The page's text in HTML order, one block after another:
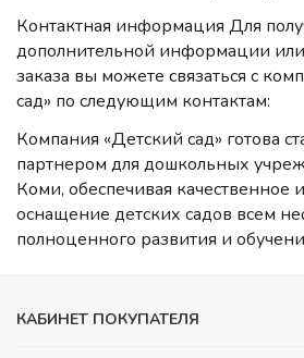
Контактная информация Для
дополнительной информации
заказа вы можете связаться с
сад» по следующим контактам:
Компания «Детский сад» готова
партнером для дошкольных
Коми, обеспечивая качественное
оснащение детских садов всем
полноценного развития и
КАБИНЕТ ПОКУПАТЕЛЯ